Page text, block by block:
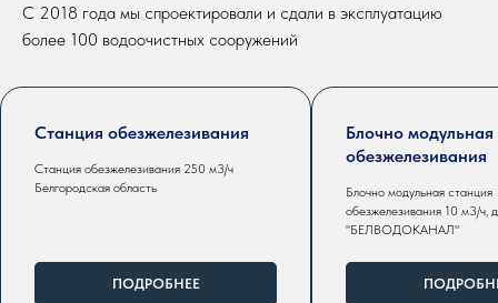
С 2018 года мы спроектировали и сдали в эксплуатацию
более 100 водоочистных сооружений
Станция обезжелезивания
Станция обезжелезивания 250 м3/ч
Белгородская область
ПОДРОБНЕЕ
Блочно модульная
обезжелезивания
Блочно модульная станция
обезжелезивания 10 м3/ч,
"БЕЛВОДОКАНАЛ"